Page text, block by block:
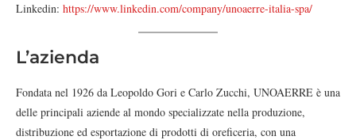
Linkedin: https://www.linkedin.com/company/unoaerre-italia-spa/
L’azienda
Fondata nel 1926 da Leopoldo Gori e Carlo Zucchi, UNOAERRE è una
delle principali aziende al mondo specializzate nella produzione,
distribuzione ed esportazione di prodotti di oreficeria, con una